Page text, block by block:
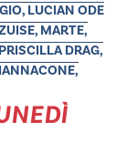
, LUCIAN ODE
, MARTE,
DRAG,
,